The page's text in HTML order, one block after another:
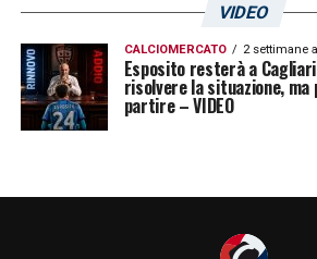
VIDEO
CALCIOMERCATO 2 settimane
Esposito resterà a
risolvere la situazione, ma
partire – VIDEO